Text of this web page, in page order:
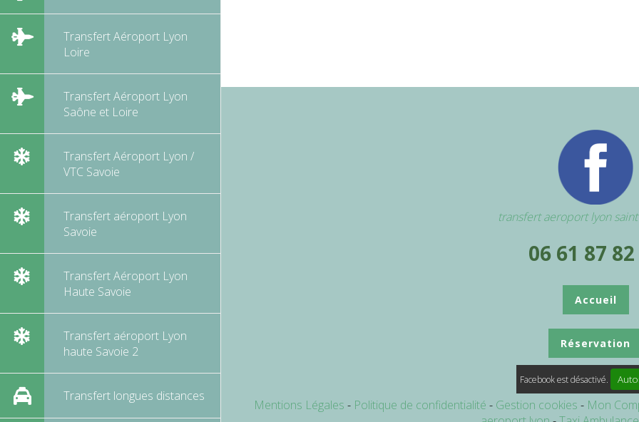
Transfert Aéroport Lyon
Loire
Transfert Aéroport Lyon
Saône et Loire
Transfert Aéroport Lyon /
VTC Savoie
Transfert aéroport Lyon
Savoie
Transfert Aéroport Lyon
Haute Savoie
Transfert aéroport Lyon
haute Savoie 2
Transfert longues distances
transfert aeroport lyon
06 61 87 82
Accueil
Réservation
Facebook est désactivé.
Mentions Légales Politique de confidentialité Gestion cookies Mon